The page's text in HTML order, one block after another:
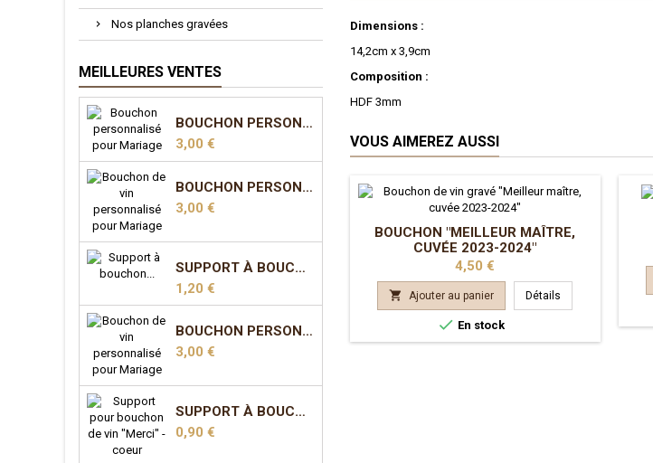
Nos planches gravées
MEILLEURES VENTES
BOUCHON PERSONNALISÉ POUR MARIAGE
Prix
3,00 €
BOUCHON PERSONNALISÉ POUR MARIAGE - MODÈLE 2
Prix
3,00 €
SUPPORT À BOUCHON MARQUE-PLACE - COEUR
Prix
1,20 €
BOUCHON PERSONNALISÉ POUR MARIAGE - MODÈLE 3
Prix
3,00 €
SUPPORT À BOUCHON "MERCI" - COEUR
Prix
0,90 €
Dimensions :
14,2cm x 3,9cm
Composition :
HDF 3mm
VOUS AIMEREZ AUSSI
BOUCHON "MEILLEUR MAÎTRE,
CUVÉE 2023-2024"
Prix
4,50 €
 Ajouter au panier Détails
 En stock